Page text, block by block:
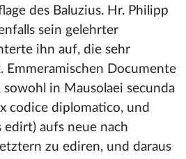
des Baluzius. Hr. Philipp
sein gelehrter
ihn auf, die sehr
Emmeramischen Documente
sowohl in Mausolaei secunda
codice diplomatico, und
aufs neue nach
zu ediren, und daraus